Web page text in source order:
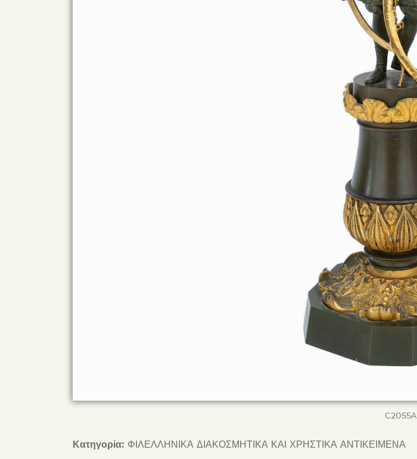
C2055Α
Κατηγορία: ΦΙΛΕΛΛΗΝΙΚΑ ΔΙΑΚΟΣΜΗΤΙΚΑ ΚΑΙ ΧΡΗΣΤΙΚΑ ΑΝΤΙΚΕΙΜΕΝΑ